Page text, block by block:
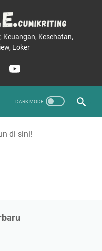
Keuangan, Kesehatan,
Loker
di sini!